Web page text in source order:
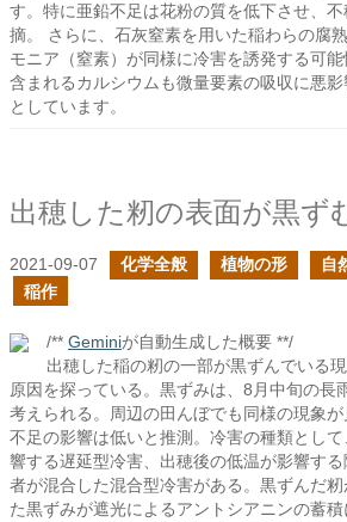
す。特に亜鉛不足は花粉の質を低下させ、
摘。 さらに、石灰窒素を用いた稲わらの腐
モニア（窒素）が同様に冷害を誘発する可
含まれるカルシウムも微量要素の吸収に悪
としています。
出穂した籾の表面が黒ず
2021-09-07 化学全般 植物の形 自
稲作
/** Geminiが自動生成した概要 **/
出穂した稲の籾の一部が黒ずんでいる
原因を探っている。黒ずみは、8月中旬の長
考えられる。周辺の田んぼでも同様の現象
不足の影響は低いと推測。冷害の種類とし
響する遅延型冷害、出穂後の低温が影響す
者が混合した混合型冷害がある。黒ずんだ
た黒ずみが遮光によるアントシアニンの蓄